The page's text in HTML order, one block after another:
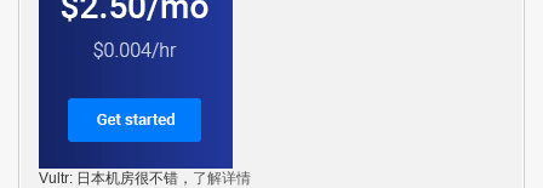
Vultr: 日本机房很不错， 了解详情